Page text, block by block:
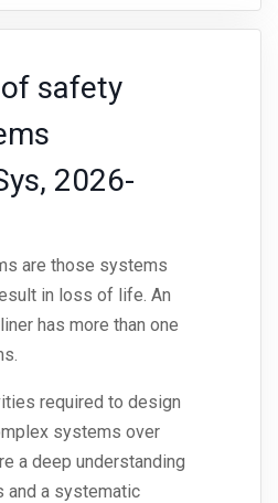
safety
2026-
are those systems
in loss of life. An
has more than one
required to design
systems over
a deep understanding
a systematic